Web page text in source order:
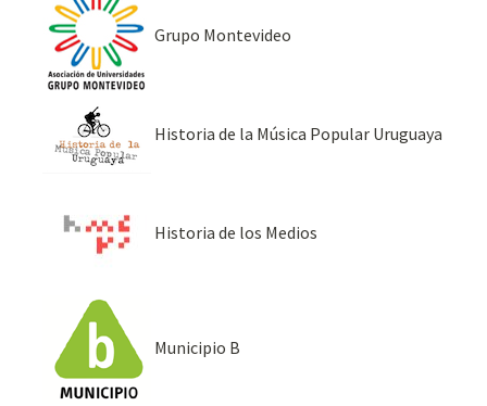
Grupo Montevideo
Historia de la Música Popular Uruguaya
Historia de los Medios
Municipio B